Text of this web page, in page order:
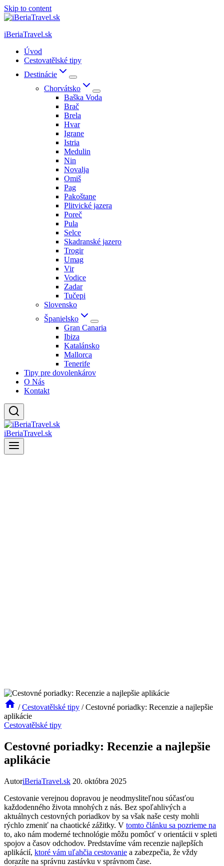
Skip to content
iBeriaTravel.sk
Úvod
Cestovatělské tipy
Destinácie
Chorvátsko
Baška Voda
Brač
Brela
Hvar
Igrane
Istria
Medulin
Nin
Novalja
Omiš
Pag
Pakoštane
Plitvické jazera
Poreč
Pula
Selce
Skadranské jazero
Trogir
Umag
Vir
Vodice
Zadar
Tučepi
Slovensko
Španielsko
Gran Canaria
Ibiza
Katalánsko
Mallorca
Tenerife
Tipy pre dovolenkárov
O Nás
Kontakt
iBeriaTravel.sk
/ Cestovatělské tipy / Cestovné poriadky: Recenzie a najlepšie
aplikácie
Cestovatělské tipy
Cestovné poriadky: Recenzie a najlepšie
aplikácie
AutoriBeriaTravel.sk 20. októbra 2025
Cestovanie verejnou dopravou je neodmysliteľnou súčasťou
každodenného života mnohých z nás. Bez spoľahlivých a
aktuálnych cestovných poriadkov by sa však naše cesty mohli
rýchlo zmeniť na chaotické zážitky. V tomto článku sa pozrieme na
to, ako nám moderné technológie môžu pomôcť v orientácii v spleti
spojov a časov odchodov. Predstavíme vám recenzie najlepších
aplikácií, ktoré vám uľahčia cestovanie a zabezpečia, že vždy
dorazíte na správnu zastávku v správnom čase.